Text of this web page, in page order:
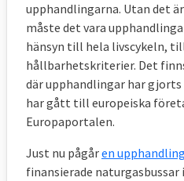
upphandlingarna. Utan det
måste det vara
hänsyn till hela livscykeln,
hållbarhetskriterier. Det
där upphandlingar har gjorts
har gått till europeiska
Europaportalen.
Just nu pågåren upphandling
finansierade naturgasbussar